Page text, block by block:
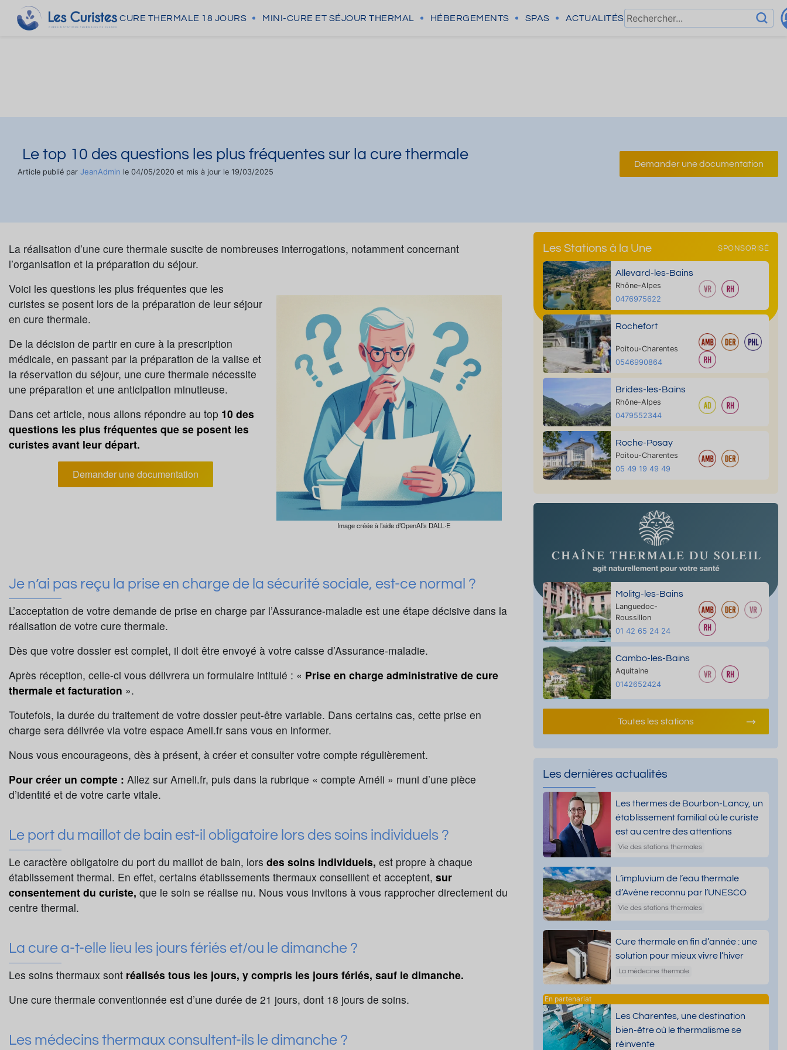
CURE THERMALE 18 JOURS MINI-CURE ET SÉJOUR THERMAL HÉBERGEMENTS SPAS ACTUALITÉS
Le top 10 des questions les plus fréquentes sur la cure thermale
Article publié par JeanAdmin le 04/05/2020 et mis à jour le 19/03/2025
Demander une documentation
La réalisation d’une cure thermale suscite de nombreuses interrogations, notamment concernant
l’organisation et la préparation du séjour.
Voici les questions les plus fréquentes que les
curistes se posent lors de la préparation de leur séjour
en cure thermale.
De la décision de partir en cure à la prescription
médicale, en passant par la préparation de la valise et
la réservation du séjour, une cure thermale nécessite
une préparation et une anticipation minutieuse.
Dans cet article, nous allons répondre au top 10 des
questions les plus fréquentes que se posent les
curistes avant leur départ.
Demander une documentation
Image créée à l’aide d’OpenAI’s DALL·E
Je n’ai pas reçu la prise en charge de la sécurité sociale, est-ce normal ?
L’acceptation de votre demande de prise en charge par l’Assurance-maladie est une étape décisive dans la
réalisation de votre cure thermale.
Dès que votre dossier est complet, il doit être envoyé à votre caisse d’Assurance-maladie.
Après réception, celle-ci vous délivrera un formulaire intitulé : « Prise en charge administrative de cure
thermale et facturation ».
Toutefois, la durée du traitement de votre dossier peut-être variable. Dans certains cas, cette prise en
charge sera délivrée via votre espace Ameli.fr sans vous en informer.
Nous vous encourageons, dès à présent, à créer et consulter votre compte régulièrement.
Pour créer un compte : Allez sur Ameli.fr, puis dans la rubrique « compte Améli » muni d’une pièce
d’identité et de votre carte vitale.
Le port du maillot de bain est-il obligatoire lors des soins individuels ?
Le caractère obligatoire du port du maillot de bain, lors des soins individuels, est propre à chaque
établissement thermal. En effet, certains établissements thermaux conseillent et acceptent, sur
consentement du curiste, que le soin se réalise nu. Nous vous invitons à vous rapprocher directement du
centre thermal.
La cure a-t-elle lieu les jours fériés et/ou le dimanche ?
Les soins thermaux sont réalisés tous les jours, y compris les jours fériés, sauf le dimanche.
Une cure thermale conventionnée est d’une durée de 21 jours, dont 18 jours de soins.
Les médecins thermaux consultent-ils le dimanche ?
Les Stations à la Une SPONSORISÉ
Allevard-les-Bains
Rhône-Alpes
0476975622
Rochefort
Poitou-Charentes
0546990864
Brides-les-Bains
Rhône-Alpes
0479552344
Roche-Posay
Poitou-Charentes
05 49 19 49 49
Molitg-les-Bains
Languedoc-
Roussillon
01 42 65 24 24
Cambo-les-Bains
Aquitaine
0142652424
Toutes les stations
Les dernières actualités
Les thermes de Bourbon-Lancy, un
établissement familial où le curiste
est au centre des attentions
Vie des stations thermales
L’impluvium de l’eau thermale
d’Avène reconnu par l’UNESCO
Vie des stations thermales
Cure thermale en fin d’année : une
solution pour mieux vivre l’hiver
La médecine thermale
Les Charentes, une destination
bien-être où le thermalisme se
réinvente